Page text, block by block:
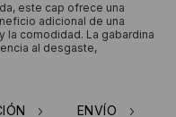
este cap ofrece una
adicional de una
la comodidad. La gabardina
al desgaste,
ENVÍO